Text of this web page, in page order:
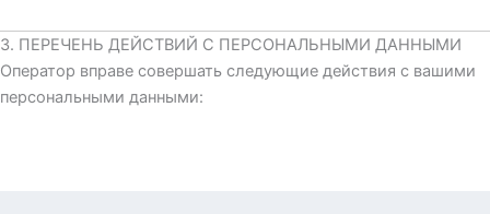
3. ПЕРЕЧЕНЬ ДЕЙСТВИЙ С ПЕРСОНАЛЬНЫМИ ДАННЫМИ
Оператор вправе совершать следующие действия с вашими
персональными данными: